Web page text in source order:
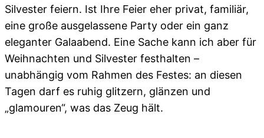
Silvester feiern. Ist Ihre Feier eher privat, familiär,
eine große ausgelassene Party oder ein ganz
eleganter Galaabend. Eine Sache kann ich aber für
Weihnachten und Silvester festhalten –
unabhängig vom Rahmen des Festes: an diesen
Tagen darf es ruhig glitzern, glänzen und
„glamouren“, was das Zeug hält.